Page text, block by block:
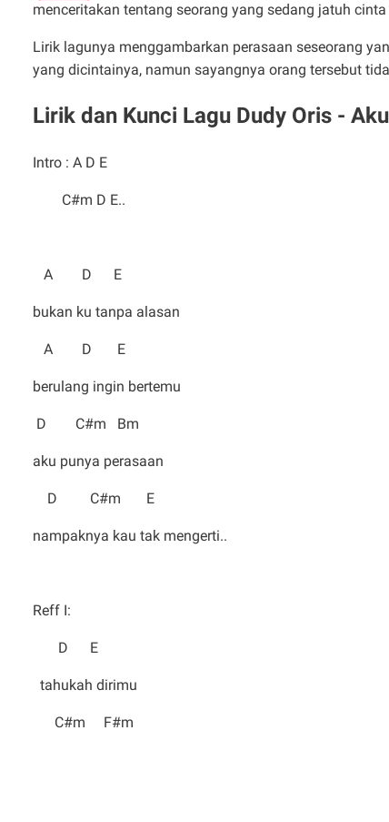
menceritakan tentang seorang yang sedang jatuh
Lirik lagunya menggambarkan perasaan seseorang
yang dicintainya, namun sayangnya orang tersebut
Lirik dan Kunci Lagu Dudy Oris -
Intro : A D E
C#m D E..
A D E
bukan ku tanpa alasan
A D E
berulang ingin bertemu
D C#m Bm
aku punya perasaan
D C#m E
nampaknya kau tak mengerti..
Reff I:
D E
tahukah dirimu
C#m F#m